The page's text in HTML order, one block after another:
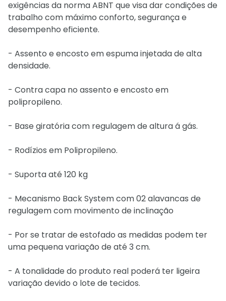
exigências da norma ABNT que visa dar condições de
trabalho com máximo conforto, segurança e
desempenho eficiente.
- Assento e encosto em espuma injetada de alta
densidade.
- Contra capa no assento e encosto em
polipropileno.
- Base giratória com regulagem de altura á gás.
- Rodízios em Polipropileno.
- Suporta até 120 kg
- Mecanismo Back System com 02 alavancas de
regulagem com movimento de inclinação
- Por se tratar de estofado as medidas podem ter
uma pequena variação de até 3 cm.
- A tonalidade do produto real poderá ter ligeira
variação devido o lote de tecidos.